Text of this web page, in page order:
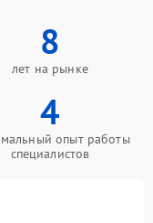
8
лет на рынке
4
опыт работы
специалистов